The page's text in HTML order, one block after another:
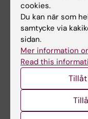
Dokument
Grant
1.12 MB)
Hade du nytta
cookies.
Du kan när som
samtycke via
sidan.
Mer information
Read this